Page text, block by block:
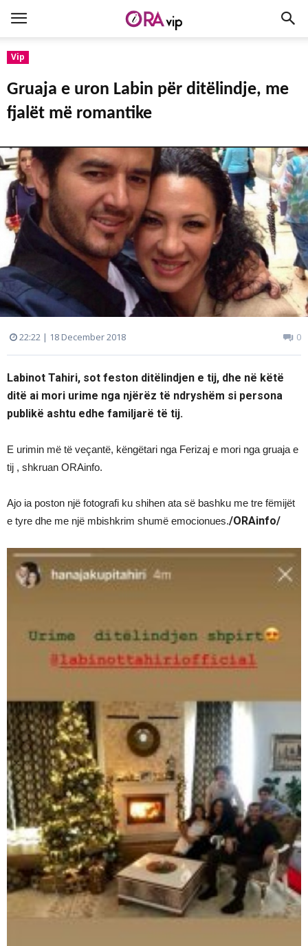
Vip
Gruaja e uron Labin për ditëlindje, me
fjalët më romantike
22:22 | 18 December 2018 0
Labinot Tahiri, sot feston ditëlindjen e tij, dhe në këtë
ditë ai mori urime nga njërëz të ndryshëm si persona
publikë ashtu edhe familjarë të tij.
E urimin më të veçantë, këngëtari nga Ferizaj e mori nga gruaja e
tij , shkruan ORAinfo.
Ajo ia poston një fotografi ku shihen ata së bashku me tre fëmijët
e tyre dhe me një mbishkrim shumë emocionues./ORAinfo/